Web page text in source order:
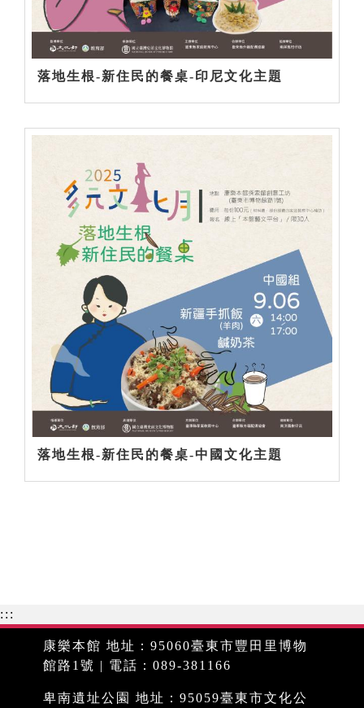
落地生根-新住民的餐桌-印尼文化主題
落地生根-新住民的餐桌-中國文化主題
:::
康樂本館 地址：95060臺東市豐田里博物
館路1號 | 電話：089-381166
卑南遺址公園 地址：95059臺東市文化公